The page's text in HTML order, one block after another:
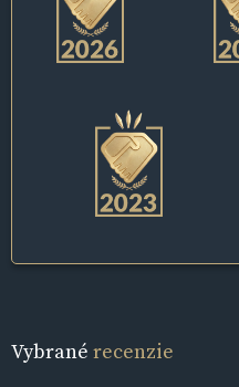
Vybrané recenzie